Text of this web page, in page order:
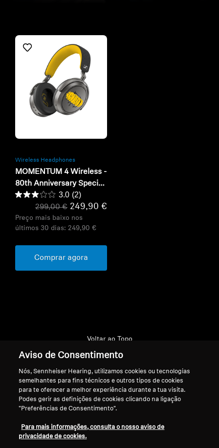
Wireless Headphones
MOMENTUM 4 Wireless -
80th Anniversary Special
Edition
3.0 (2)
299,00 € 249,90 €
Preço mais baixo nos
últimos 30 dias: 249,90 €
Comprar agora
Voltar ao Topo
Aviso Legal Resolver contrato
Política Global de Privacidade
Termos e Condições Gerais de
A Nossa Empresa
Carreira na Sonova
Aviso de Consentimento
Nós, Sennheiser Hearing, utilizamos cookies ou tecnologias
semelhantes para fins técnicos e outros tipos de cookies
para te oferecer a melhor experiência durante a tua visita.
Podes gerir as definições de cookies clicando na ligação
"Preferências de Consentimento".
Para mais informações, consulta o nosso aviso de
privacidade de cookies.